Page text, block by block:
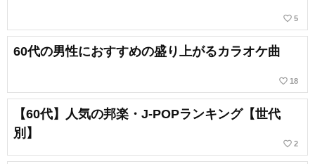
favorite_border 5
60代の男性におすすめの盛り上がるカラオケ曲
favorite_border 18
【60代】人気の邦楽・J-POPランキング【世代
別】
favorite_border 2